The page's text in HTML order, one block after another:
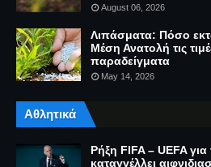
August 06, 2026
Λιπάσματα: Πόσο
Μέση Ανατολή τις
παραδείγματα
May 14, 2026
Αθλητικά
Ρήξη FIFA – UEFA
καταγγέλλει